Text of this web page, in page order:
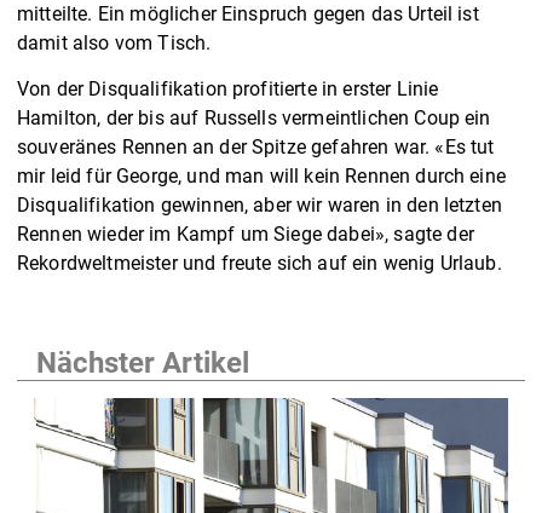
mitteilte. Ein möglicher Einspruch gegen das Urteil ist
damit also vom Tisch.
Von der Disqualifikation profitierte in erster Linie
Hamilton, der bis auf Russells vermeintlichen Coup ein
souveränes Rennen an der Spitze gefahren war. «Es tut
mir leid für George, und man will kein Rennen durch eine
Disqualifikation gewinnen, aber wir waren in den letzten
Rennen wieder im Kampf um Siege dabei», sagte der
Rekordweltmeister und freute sich auf ein wenig Urlaub.
Nächster Artikel